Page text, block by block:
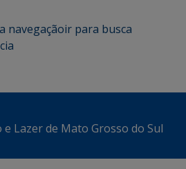
navegaçãoir para busca
Lazer de Mato Grosso do Sul